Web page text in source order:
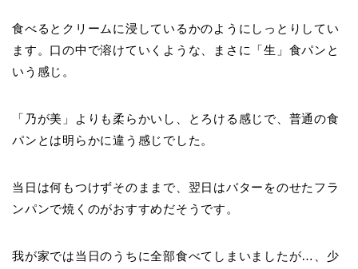
食べるとクリームに浸しているかのようにしっとりしてい
ます。口の中で溶けていくような、まさに「生」食パンと
いう感じ。
「乃が美」よりも柔らかいし、とろける感じで、普通の食
パンとは明らかに違う感じでした。
当日は何もつけずそのままで、翌日はバターをのせたフラ
ンパンで焼くのがおすすめだそうです。
我が家では当日のうちに全部食べてしまいましたが…、少